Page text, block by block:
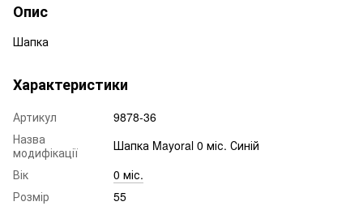
Опис
Шапка
Характеристики
Артикул
9878-36
Назва
модифікації
Шапка Mayoral 0 міс. Синій
Вік
0 міс.
Розмір
55